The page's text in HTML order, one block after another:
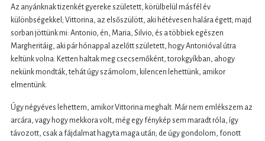
Az anyánknak tizenkét gyereke született, körülbelül másfél év
különbségekkel; Vittorina, az elsőszülött, aki hétévesen halára égett; majd
sorban jöttünk mi: Antonio, én, Maria, Silvio, és a többiek egészen
Margheritáig, aki pár hónappal azelőtt született, hogy Antonióval útra
keltünk volna. Ketten haltak meg csecsemőként, torokgyíkban, ahogy
nekünk mondták, tehát úgy számolom, kilencen lehettünk, amikor
elmentünk.
Úgy négyéves lehettem, amikor Vittorina meghalt. Már nem emlékszem az
arcára, vagy hogy mekkora volt, még egy fénykép sem maradt róla, így
távozott, csak a fájdalmat hagyta maga után; de úgy gondolom, fonott